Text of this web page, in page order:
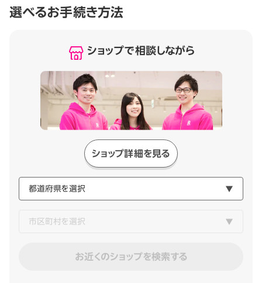
選べるお手続き方法
ショップで相談しながら
ショップ詳細を見る
お近くのショップを検索する